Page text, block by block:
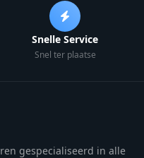
Snelle Service
Snel ter plaatse
gespecialiseerd in alle